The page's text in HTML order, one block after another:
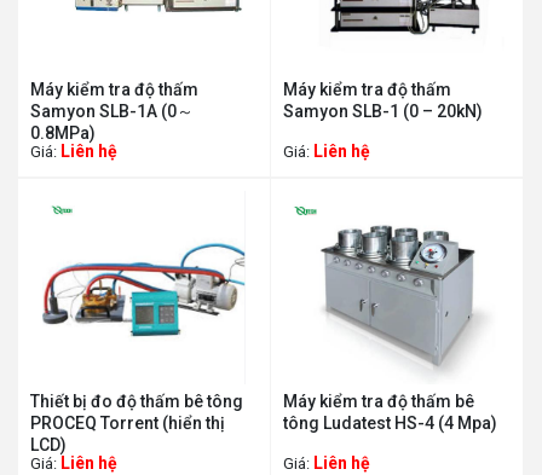
Máy kiểm tra độ thấm
Samyon SLB-1A (0～
0.8MPa)
Giá: Liên hệ
Máy kiểm tra độ thấm
Samyon SLB-1 (0 – 20kN)
Giá: Liên hệ
Thiết bị đo độ thấm bê tông
PROCEQ Torrent (hiển thị
LCD)
Giá: Liên hệ
Máy kiểm tra độ thấm bê
tông Ludatest HS-4 (4 Mpa)
Giá: Liên hệ